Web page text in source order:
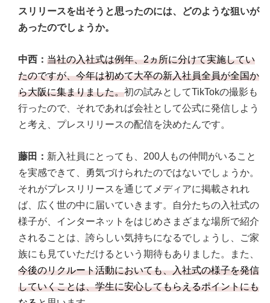
スリリースを出そうと思ったのには、どのような狙いが
あったのでしょうか。
中西： 当社の入社式は例年、2ヵ所に分けて実施してい
たのですが、今年は初めて大卒の新入社員全員が全国か
ら大阪に集まりました。初の試みとしてTikTokの撮影も
行ったので、それであれば会社として公式に発信しよう
と考え、プレスリリースの配信を決めたんです。
藤田： 新入社員にとっても、200人もの仲間がいること
を実感できて、勇気づけられたのではないでしょうか。
それがプレスリリースを通じてメディアに掲載されれ
ば、広く世の中に届いていきます。自分たちの入社式の
様子が、インターネットをはじめさまざまな場所で紹介
されることは、誇らしい気持ちになるでしょうし、ご家
族にも見ていただけるという期待もありました。また、
今後のリクルート活動においても、入社式の様子を発信
していくことは、学生に安心してもらえるポイントにも